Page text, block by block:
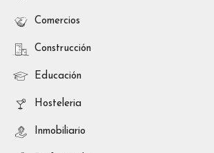
Comercios
Construcción
Educación
Hosteleria
Inmobiliario